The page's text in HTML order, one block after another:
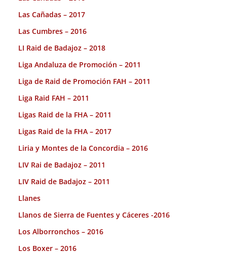
Las Cañadas – 2017
Las Cumbres – 2016
LI Raid de Badajoz – 2018
Liga Andaluza de Promoción – 2011
Liga de Raid de Promoción FAH – 2011
Liga Raid FAH – 2011
Ligas Raid de la FHA – 2011
Ligas Raid de la FHA – 2017
Liria y Montes de la Concordia – 2016
LIV Rai de Badajoz – 2011
LIV Raid de Badajoz – 2011
Llanes
Llanos de Sierra de Fuentes y Cáceres -2016
Los Alborronchos – 2016
Los Boxer – 2016